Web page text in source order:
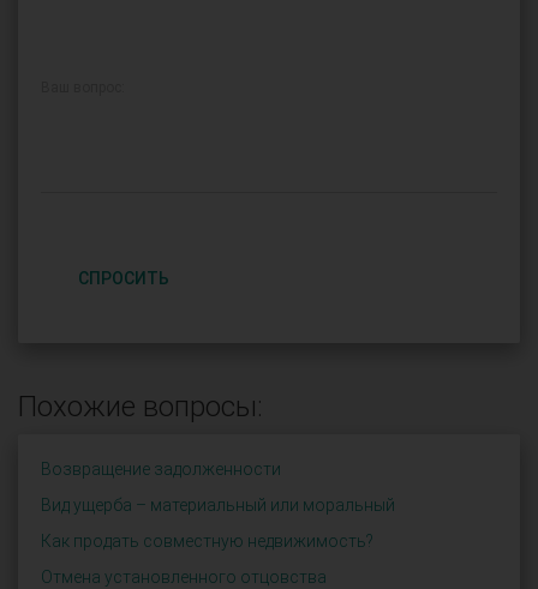
СПРОСИТЬ
Похожие вопросы:
Возвращение задолженности
Вид ущерба – материальный или моральный
Как продать совместную недвижимость?
Отмена установленного отцовства